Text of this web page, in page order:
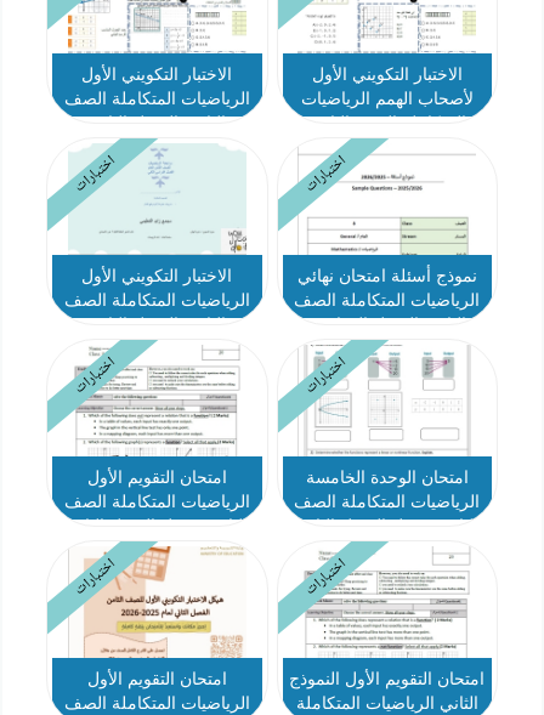
الاختبار التكويني الأول
لأصحاب الهمم الرياضيات
الفصل الثاني
الاختبار التكويني الأول
الرياضيات المتكاملة الصف
اختبارات
نموذج أسئلة امتحان نهائي
الرياضيات المتكاملة الصف
الثاني 2025-2026
اختبارات
الاختبار التكويني الأول
الرياضيات المتكاملة الصف
اختبارات
امتحان الوحدة الخامسة
الرياضيات المتكاملة الصف
اختبارات
امتحان التقويم الأول
الرياضيات المتكاملة الصف
اختبارات
امتحان التقويم الأول النموذج
الثاني الرياضيات المتكاملة
اختبارات
امتحان التقويم الأول
الرياضيات المتكاملة الصف